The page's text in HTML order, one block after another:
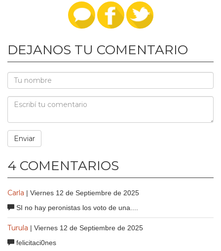
DEJANOS TU COMENTARIO
4 COMENTARIOS
Carla | Viernes 12 de Septiembre de 2025
SI no hay peronistas los voto de una....
Turula | Viernes 12 de Septiembre de 2025
felicitaci0nes